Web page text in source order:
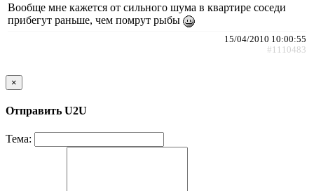
Вообще мне кажется от сильного шума в квартире соседи
прибегут раньше, чем помрут рыбы
15/04/2010 10:00:55
#1110483
×
Отправить U2U
Тема: